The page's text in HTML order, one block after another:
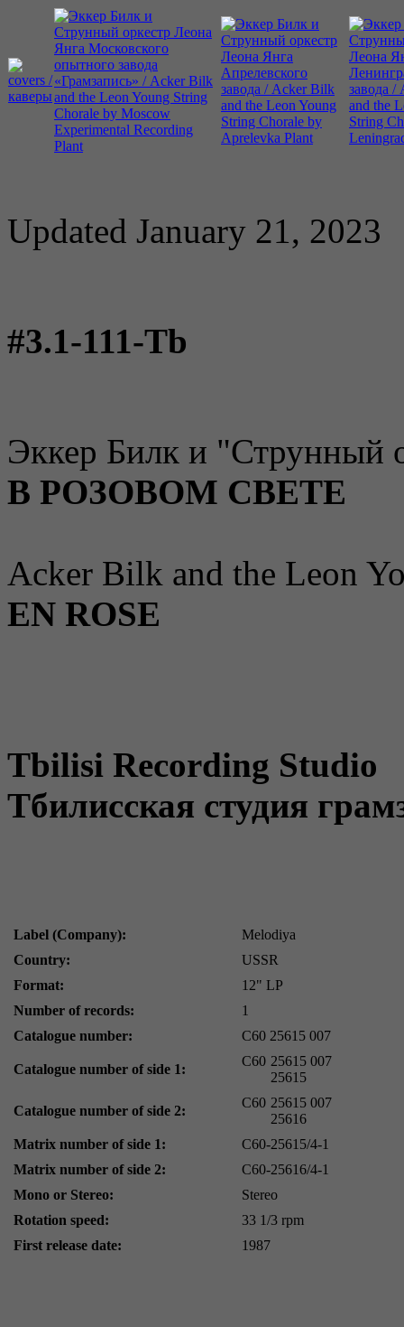
Updated January 21, 2023
#3.1-111-Tb
Эккер Билк и "Струнный
В РОЗОВОМ СВЕТЕ
Acker Bilk and the Leon
EN ROSE
Tbilisi Recording Studio
Тбилисская студия
Label (Company):
Melodiya
Country:
USSR
Format:
12" LP
Number of records:
1
Catalogue number:
С60 25615 007
Catalogue number of side 1:
С60 25615 007
25615
Catalogue number of side 2:
С60 25615 007
25616
Matrix number of side 1:
С60-25615/4-1
Matrix number of side 2:
С60-25616/4-1
Mono or Stereo:
Stereo
Rotation speed:
33 1/3 rpm
First release date:
1987